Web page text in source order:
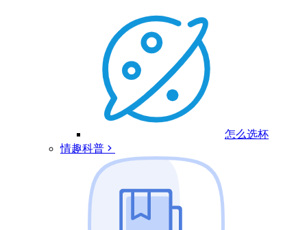
怎么选杯
情趣科普